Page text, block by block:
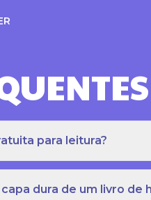
para leitura?
dura de um livro de